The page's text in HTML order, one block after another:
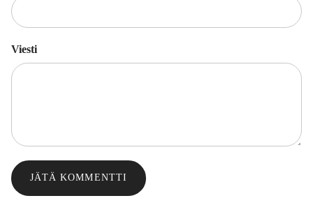
Viesti
JÄTÄ KOMMENTTI